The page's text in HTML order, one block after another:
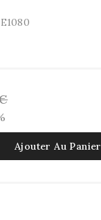
Ajouter Au Panier